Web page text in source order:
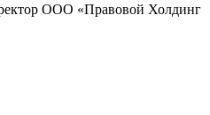
ООО «Правовой Холдинг